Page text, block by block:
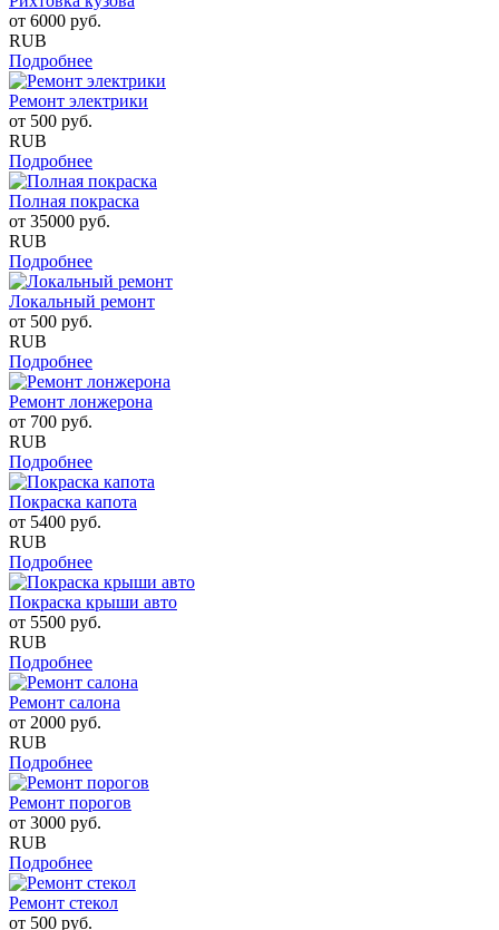
от 6000 руб.
RUB
Подробнее
Ремонт электрики
от 500 руб.
RUB
Подробнее
Полная покраска
от 35000 руб.
RUB
Подробнее
Локальный ремонт
от 500 руб.
RUB
Подробнее
Ремонт лонжерона
от 700 руб.
RUB
Подробнее
Покраска капота
от 5400 руб.
RUB
Подробнее
Покраска крыши авто
от 5500 руб.
RUB
Подробнее
Ремонт салона
от 2000 руб.
RUB
Подробнее
Ремонт порогов
от 3000 руб.
RUB
Подробнее
Ремонт стекол
от 500 руб.